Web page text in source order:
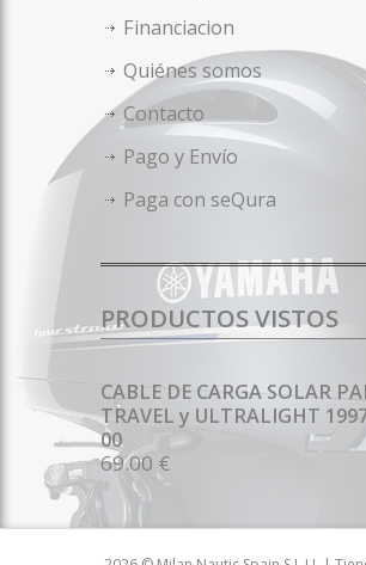
Financiacion
Quiénes somos
Contacto
Pago y Envío
Paga con seQura
PRODUCTOS VISTOS
CABLE DE CARGA SOLAR
TRAVEL y ULTRALIGHT
00
69.00 €